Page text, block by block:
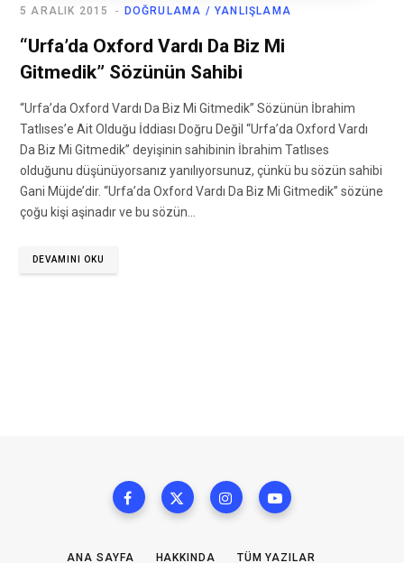
DOĞRULAMA / YANLIŞLAMA
5 ARALIK 2015
“Urfa’da Oxford Vardı Da Biz Mi
Gitmedik” Sözünün Sahibi
“Urfa’da Oxford Vardı Da Biz Mi Gitmedik” Sözünün İbrahim
Tatlıses’e Ait Olduğu İddiası Doğru Değil “Urfa’da Oxford Vardı
Da Biz Mi Gitmedik” deyişinin sahibinin İbrahim Tatlıses
olduğunu düşünüyorsanız yanılıyorsunuz, çünkü bu sözün sahibi
Gani Müjde’dir. “Urfa’da Oxford Vardı Da Biz Mi Gitmedik” sözüne
çoğu kişi aşinadır ve bu sözün…
DEVAMINI OKU
ANA SAYFA HAKKINDA TÜM YAZILAR